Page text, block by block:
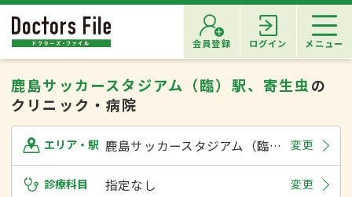
会員登録 ログイン メニュー
鹿島サッカースタジアム（臨）駅、寄生虫 の
クリニック・病院
エリア・駅 鹿島サッカースタジアム（臨）駅 変更
診療科目 指定なし 変更